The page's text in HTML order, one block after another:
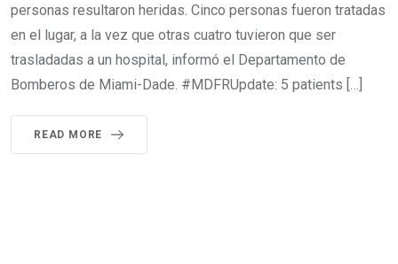
personas resultaron heridas. Cinco personas fueron tratadas
en el lugar, a la vez que otras cuatro tuvieron que ser
trasladadas a un hospital, informó el Departamento de
Bomberos de Miami-Dade. #MDFRUpdate: 5 patients […]
READ MORE